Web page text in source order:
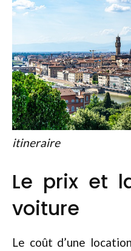
itineraire
Le prix et
voiture
Le coût d’une